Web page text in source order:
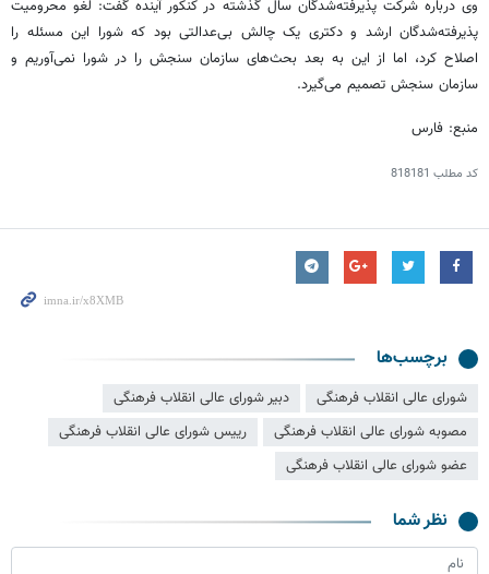
وی درباره شرکت پذیرفته‌شدگان سال گذشته در کنکور آینده گفت: لغو محرومیت
پذیرفته‌شدگان ارشد و دکتری یک چالش بی‌عدالتی بود که شورا این مسئله را
اصلاح کرد، اما از این به بعد بحث‌های سازمان سنجش را در شورا نمی‌آوریم و
سازمان سنجش تصمیم می‌گیرد.
منبع: فارس
کد مطلب 818181
برچسب‌ها
شورای عالی انقلاب فرهنگی
دبیر شورای عالی انقلاب فرهنگی
مصوبه شورای عالی انقلاب فرهنگی
رییس شورای عالی انقلاب فرهنگی
عضو شورای عالی انقلاب فرهنگی
نظر شما